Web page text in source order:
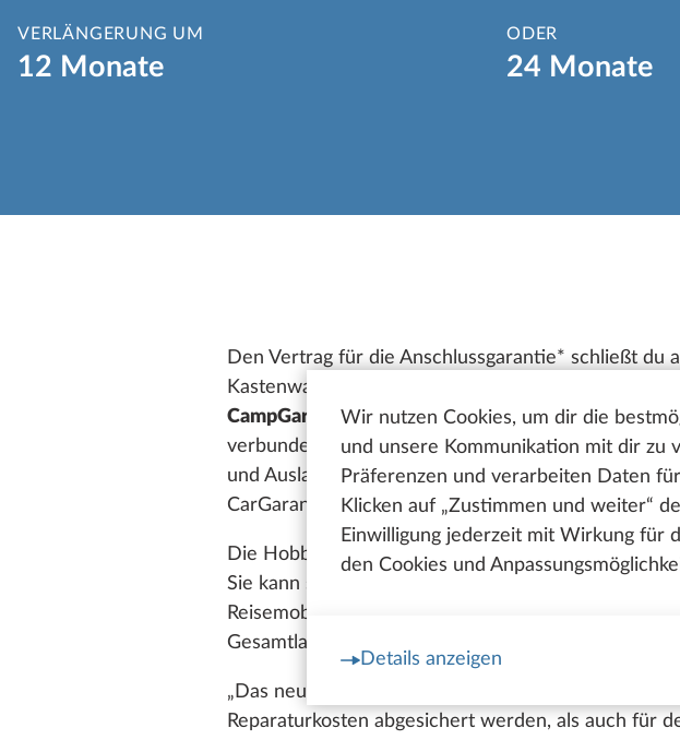
Wir nutzen Cookies, um dir die
und unsere Kommunikation mit dir zu
Präferenzen und verarbeiten Daten
Klicken auf „Zustimmen und weiter“
Einwilligung jederzeit mit Wirkung für
den Cookies und
Details anzeigen
VERLÄNGERUNG UM
12 Monate
ODER
24 Monate
Den Vertrag für die Anschlussgarantie* schließt du
Kastenwagens oder Wohnmobils direkt bei deinem
CampGarantie-Kundenkartemit allen relevanten
verbunden ist ein erprobtes Kundenkontakt-
und Ausland gut vorbereitet bist und schnelle Hilfe
CarGarantie abgewickelt.
Die Hobby-Neuwagen-Anschlussgarantie* sorgt
Sie kann sogar bis zu einem Fahrzeugalter von 12
Reisemobile zum Zeitpunkt der
Gesamtlaufleistung aufweisen.
„Das neue Garantieprodukt schafft einen
Reparaturkosten abgesichert werden, als auch für